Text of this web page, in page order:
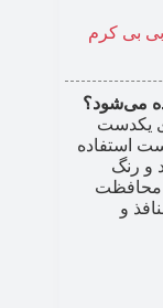
بی بی کرم
می‌شود؟
یکدست
استفاده
و رنگ
محافظت
و